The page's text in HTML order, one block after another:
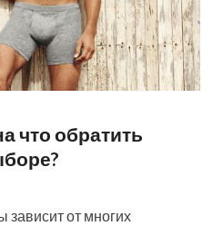
что обратить
зависит от многих